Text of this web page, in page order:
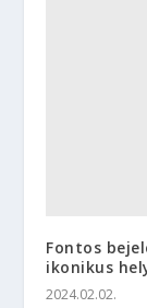
Fontos
ikonikus
2024.02.02.